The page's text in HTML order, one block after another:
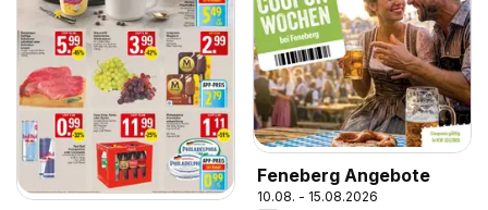
Feneberg Angebote
10.08. - 15.08.2026